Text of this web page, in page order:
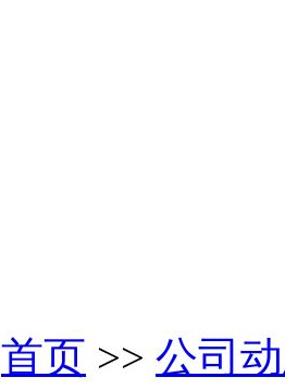
首页 >> 公司